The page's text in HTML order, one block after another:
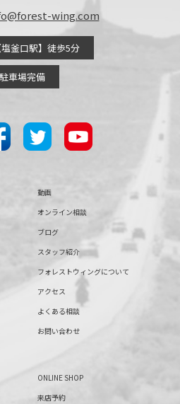
wing.com
釜口駅】徒歩5分
駐車場完備
動画
オンライン相談
ブログ
スタッフ紹介
フォレストウィングについて
アクセス
よくある相談
お問い合わせ
ONLINE SHOP
来店予約